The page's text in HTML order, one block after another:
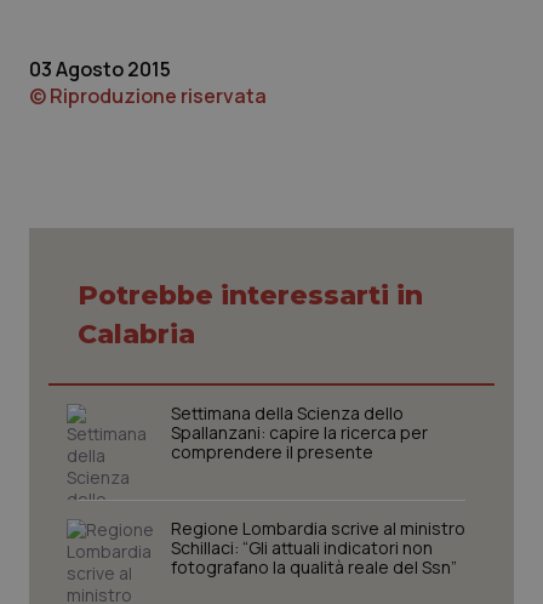
Lombardia
Provincia Autonoma di Bolzano
Provincia Autonoma di Trento
Puglia
Sardegna
Sicilia
Dolore
Infezioni & Febbre
Ipertensione & Scompenso
Malattie rare
Malattia di Crohn & Rettocolite Ulcerosa
Neuroscienze & patologie neurodegenerative
03 Agosto 2015
© Riproduzione riservata
Potrebbe interessarti in
Calabria
Settimana della Scienza dello
Spallanzani: capire la ricerca per
comprendere il presente
Regione Lombardia scrive al ministro
Schillaci: “Gli attuali indicatori non
fotografano la qualità reale del Ssn”